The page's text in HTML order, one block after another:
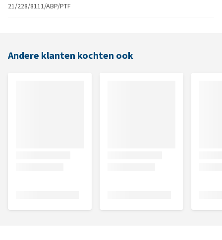
21/228/8111/ABP/PTF
Andere klanten kochten ook